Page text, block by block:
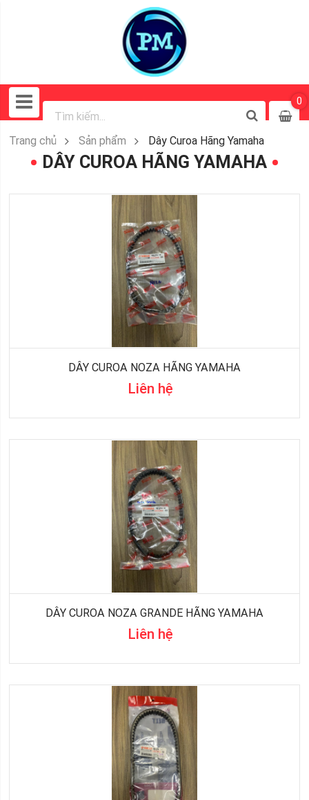
0
Trang chủ Sản phẩm Dây Curoa Hãng Yamaha
DÂY CUROA HÃNG YAMAHA
DÂY CUROA NOZA HÃNG YAMAHA
Liên hệ
DÂY CUROA NOZA GRANDE HÃNG YAMAHA
Liên hệ